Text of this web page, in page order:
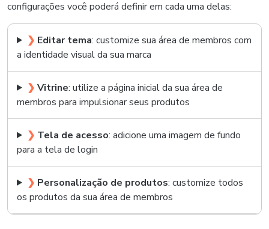
configurações você poderá definir em cada uma delas:
❯ Editar tema: customize sua área de membros com
a identidade visual da sua marca
❯ Vitrine: utilize a página inicial da sua área de
membros para impulsionar seus produtos
❯ Tela de acesso: adicione uma imagem de fundo
para a tela de login
❯ Personalização de produtos: customize todos
os produtos da sua área de membros